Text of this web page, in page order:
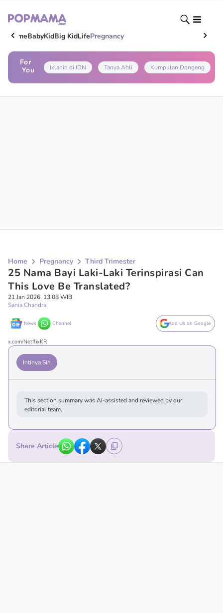
HomeBabyKidBig KidLifePregnancy
For
You
Iklanin di IDN Tanya Ahli Kumpulan Dongeng
Home Pregnancy Third Trimester
25 Nama Bayi Laki-Laki Terinspirasi Can
This Love Be Translated?
21 Jan 2026, 13:08 WIB
Sania Chandra
News Channel Add Us on Google
x.com/NetflixKR
Intinya Sih
This section summary was AI-assisted and reviewed by our
editorial team.
Share Article